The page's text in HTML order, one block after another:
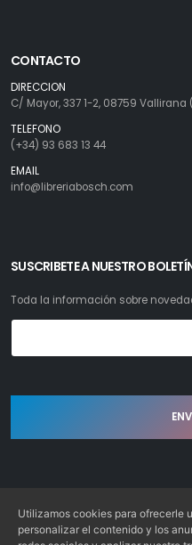
CONTACTO
DIRECCION
C/ Mayor, 337 1-2, 08759
TELEFONO
(+34) 93 683 13 44
EMAIL
info@libreriabosch.com
SUSCRIBETE A NUESTRO
Toda la información sobre
Utilizamos cookies para ofrecerle
personalizar el contenido y los